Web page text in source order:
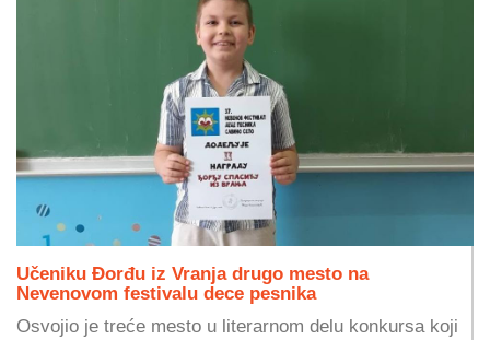
Učeniku Đorđu iz Vranja drugo mesto na
Nevenovom festivalu dece pesnika
Osvojio je treće mesto u literarnom delu konkursa koji